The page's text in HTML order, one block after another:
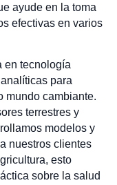
ayude en la toma
efectivas en varios
en tecnología
para
mundo cambiante.
terrestres y
modelos y
nuestros clientes
esto
sobre la salud